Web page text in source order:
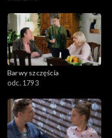
Barwy szczęścia
odc. 1793